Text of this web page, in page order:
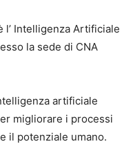
Intelligenza Artificiale
la sede di CNA
artificiale
migliorare i processi
il potenziale umano.